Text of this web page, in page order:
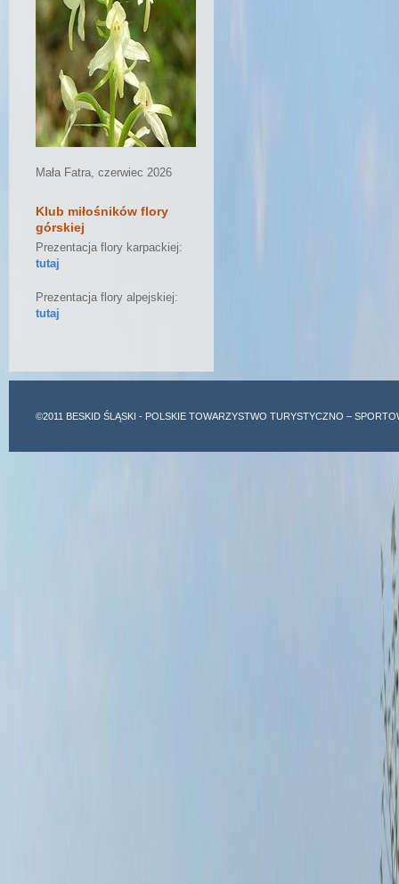
Mała Fatra, czerwiec 2026
Klub miłośników flory
górskiej
Prezentacja flory karpackiej:
tutaj
Prezentacja flory alpejskiej:
tutaj
©2011 BESKID ŚLĄSKI - POLSKIE TOWARZYSTWO TURYSTYCZNO –